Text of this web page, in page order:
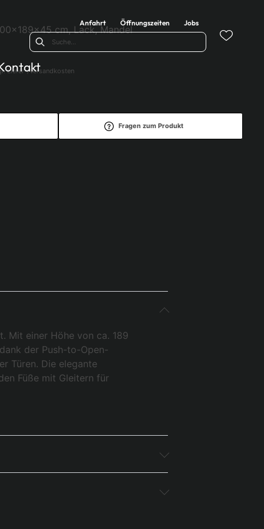
Anfahrt Öffnungszeiten Jobs
cm, Lack, Mandel
Liefer-/Versandkosten
Fragen zum Produkt
Mit einer Höhe von ca. 189
der Push-to-Open-
Türen. Die elegante
Füße mit Gleitern für